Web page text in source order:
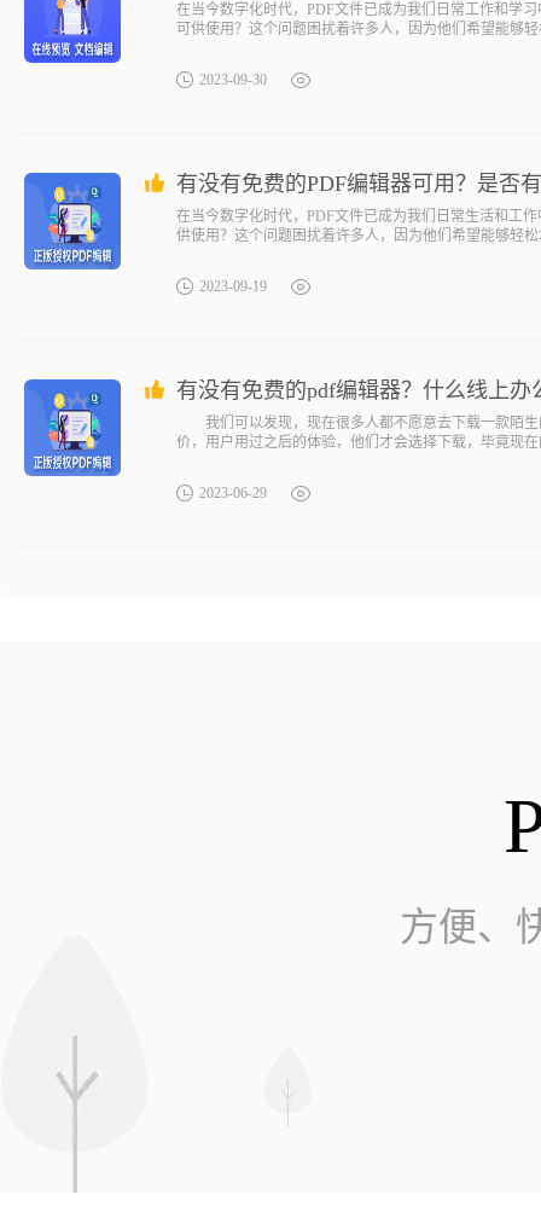
在当今数字化时代，PDF文件已成为我们日常工作和学
可供使用？这个问题困扰着许多人，因为他们希望能够
2023-09-30
有没有免费的PDF编辑器可用？是否
在当今数字化时代，PDF文件已成为我们日常生活和工
供使用？这个问题困扰着许多人，因为他们希望能够轻
2023-09-19
有没有免费的pdf编辑器？什么线上办
我们可以发现，现在很多人都不愿意去下载一款陌生
价，用户用过之后的体验，他们才会选择下载，毕竟现
2023-06-29
方便、